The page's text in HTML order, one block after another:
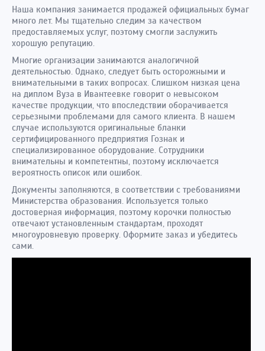
Наша компания занимается продажей официальных бумаг
много лет. Мы тщательно следим за качеством
предоставляемых услуг, поэтому смогли заслужить
хорошую репутацию.
Многие организации занимаются аналогичной
деятельностью. Однако, следует быть осторожными и
внимательными в таких вопросах. Слишком низкая цена
на диплом Вуза в Ивантеевке говорит о невысоком
качестве продукции, что впоследствии оборачивается
серьезными проблемами для самого клиента. В нашем
случае используются оригинальные бланки
сертифицированного предприятия Гознак и
специализированное оборудование. Сотрудники
внимательны и компетентны, поэтому исключается
вероятность описок или ошибок.
Документы заполняются, в соответствии с требованиями
Министерства образования. Используется только
достоверная информация, поэтому корочки полностью
отвечают установленным стандартам, проходят
многоуровневую проверку. Оформите заказ и убедитесь
сами.